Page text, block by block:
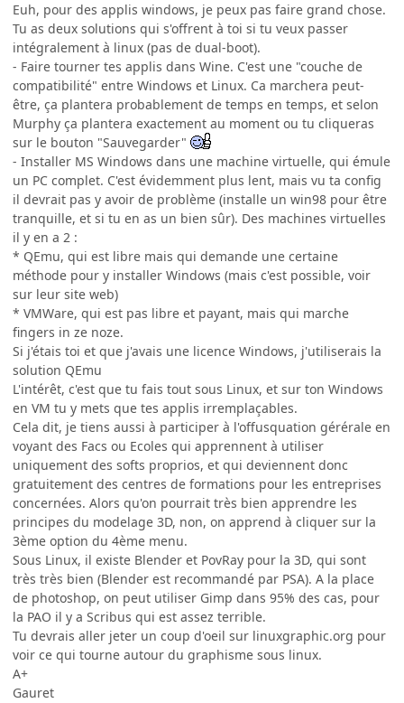
Euh, pour des applis windows, je peux pas faire grand chose.
Tu as deux solutions qui s'offrent à toi si tu veux passer
intégralement à linux (pas de dual-boot).
- Faire tourner tes applis dans Wine. C'est une "couche de
compatibilité" entre Windows et Linux. Ca marchera peut-
être, ça plantera probablement de temps en temps, et selon
Murphy ça plantera exactement au moment ou tu cliqueras
sur le bouton "Sauvegarder"
- Installer MS Windows dans une machine virtuelle, qui émule
un PC complet. C'est évidemment plus lent, mais vu ta config
il devrait pas y avoir de problème (installe un win98 pour être
tranquille, et si tu en as un bien sûr). Des machines virtuelles
il y en a 2 :
* QEmu, qui est libre mais qui demande une certaine
méthode pour y installer Windows (mais c'est possible, voir
sur leur site web)
* VMWare, qui est pas libre et payant, mais qui marche
fingers in ze noze.
Si j'étais toi et que j'avais une licence Windows, j'utiliserais la
solution QEmu
L'intérêt, c'est que tu fais tout sous Linux, et sur ton Windows
en VM tu y mets que tes applis irremplaçables.
Cela dit, je tiens aussi à participer à l'offusquation gérérale en
voyant des Facs ou Ecoles qui apprennent à utiliser
uniquement des softs proprios, et qui deviennent donc
gratuitement des centres de formations pour les entreprises
concernées. Alors qu'on pourrait très bien apprendre les
principes du modelage 3D, non, on apprend à cliquer sur la
3ème option du 4ème menu.
Sous Linux, il existe Blender et PovRay pour la 3D, qui sont
très très bien (Blender est recommandé par PSA). A la place
de photoshop, on peut utiliser Gimp dans 95% des cas, pour
la PAO il y a Scribus qui est assez terrible.
Tu devrais aller jeter un coup d'oeil sur linuxgraphic.org pour
voir ce qui tourne autour du graphisme sous linux.
A+
Gauret